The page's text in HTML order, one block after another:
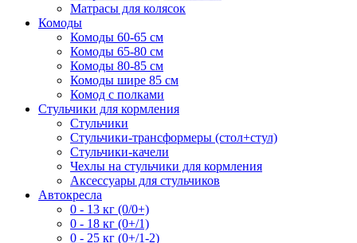
Матрасы для колясок
Комоды
Комоды 60-65 см
Комоды 65-80 см
Комоды 80-85 см
Комоды шире 85 см
Комод с полками
Стульчики для кормления
Стульчики
Стульчики-трансформеры (стол+стул)
Стульчики-качели
Чехлы на стульчики для кормления
Аксессуары для стульчиков
Автокресла
0 - 13 кг (0/0+)
0 - 18 кг (0+/1)
0 - 25 кг (0+/1-2)